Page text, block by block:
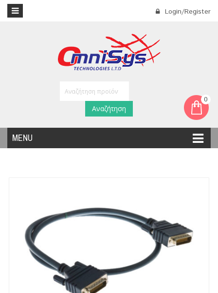
Login/Register
0
MENU
Αναζήτηση